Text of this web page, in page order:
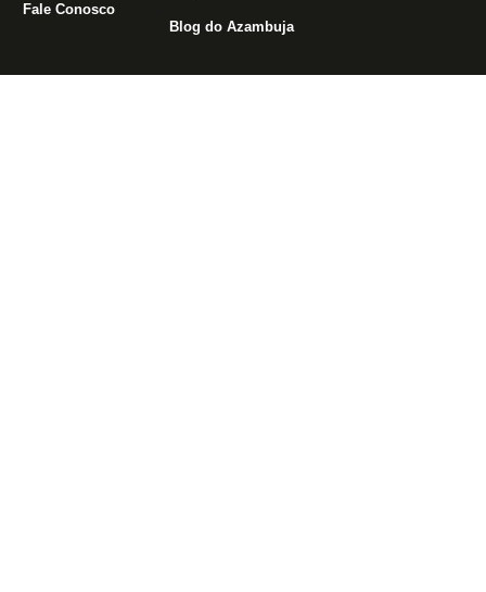
Fale Conosco
Blog do Azambuja